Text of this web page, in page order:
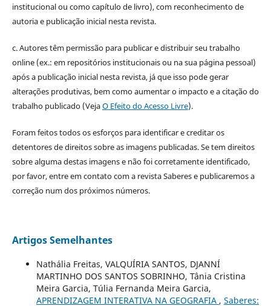
institucional ou como capítulo de livro), com reconhecimento de
autoria e publicação inicial nesta revista.
c. Autores têm permissão para publicar e distribuir seu trabalho
online (ex.: em repositórios institucionais ou na sua página pessoal)
após a publicação inicial nesta revista, já que isso pode gerar
alterações produtivas, bem como aumentar o impacto e a citação do
trabalho publicado (VejaO Efeito do Acesso Livre).
Foram feitos todos os esforços para identificar e creditar os
detentores de direitos sobre as imagens publicadas. Se tem direitos
sobre alguma destas imagens e não foi corretamente identificado,
por favor, entre em contato com a revista Saberes e publicaremos a
correção num dos próximos números.
Artigos Semelhantes
Nathália Freitas, VALQUÍRIA SANTOS, DJANNÍ
MARTINHO DOS SANTOS SOBRINHO, Tânia Cristina
Meira Garcia, Túlia Fernanda Meira Garcia,
APRENDIZAGEM INTERATIVA NA GEOGRAFIA , Saberes: